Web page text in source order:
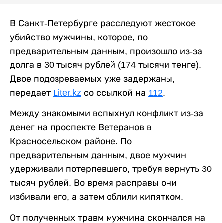
В Санкт-Петербурге расследуют жестокое
убийство мужчины, которое, по
предварительным данным, произошло из-за
долга в 30 тысяч рублей (174 тысячи тенге).
Двое подозреваемых уже задержаны,
передает Liter.kz со ссылкой на 112.
Между знакомыми вспыхнул конфликт из-за
денег на проспекте Ветеранов в
Красносельском районе. По
предварительным данным, двое мужчин
удерживали потерпевшего, требуя вернуть 30
тысяч рублей. Во время расправы они
избивали его, а затем облили кипятком.
От полученных травм мужчина скончался на